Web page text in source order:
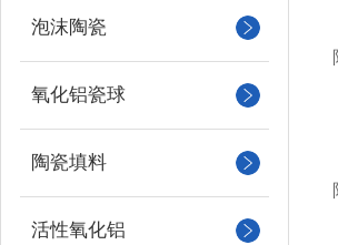
泡沫陶瓷
氧化铝瓷球
陶瓷填料
活性氧化铝